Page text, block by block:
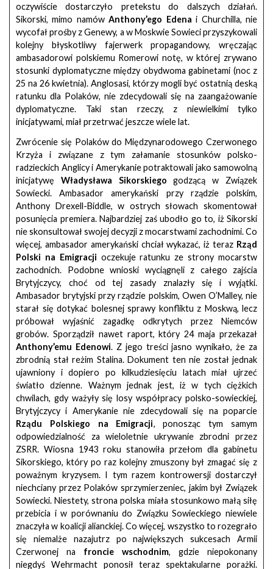
oczywiście dostarczyło pretekstu do dalszych działań.
Sikorski, mimo namówAnthony’ego Edena i Churchilla, nie
wycofał prośby z Genewy, a w Moskwie Sowieci przyszykowali
kolejny błyskotliwy fajerwerk propagandowy, wręczając
ambasadorowi polskiemu Romerowi notę, w której zrywano
stosunki dyplomatyczne między obydwoma gabinetami (noc z
25 na 26 kwietnia). Anglosasi, którzy mogli być ostatnią deską
ratunku dla Polaków, nie zdecydowali się na zaangażowanie
dyplomatyczne. Taki stan rzeczy, z niewielkimi tylko
inicjatywami, miał przetrwać jeszcze wiele lat.
Zwrócenie się Polaków do Międzynarodowego Czerwonego
Krzyża i związane z tym załamanie stosunków polsko-
radzieckich Anglicy i Amerykanie potraktowali jako samowolną
inicjatywę Władysława Sikorskiego godzącą w Związek
Sowiecki. Ambasador amerykański przy rządzie polskim,
Anthony Drexell-Biddle, w ostrych słowach skomentował
posunięcia premiera. Najbardziej zaś ubodło go to, iż Sikorski
nie skonsultował swojej decyzji z mocarstwami zachodnimi. Co
więcej, ambasador amerykański chciał wykazać, iż teraz Rząd
Polski na Emigracji oczekuje ratunku ze strony mocarstw
zachodnich. Podobne wnioski wyciągnęli z całego zajścia
Brytyjczycy, choć od tej zasady znalazły się i wyjątki.
Ambasador brytyjski przy rządzie polskim, Owen O’Malley, nie
starał się dotykać bolesnej sprawy konfliktu z Moskwą, lecz
próbował wyjaśnić zagadkę odkrytych przez Niemców
grobów. Sporządził nawet raport, który 24 maja przekazał
Anthony’emu Edenowi. Z jego treści jasno wynikało, że za
zbrodnią stał reżim Stalina. Dokument ten nie został jednak
ujawniony i dopiero po kilkudziesięciu latach miał ujrzeć
światło dzienne. Ważnym jednak jest, iż w tych ciężkich
chwilach, gdy ważyły się losy współpracy polsko-sowieckiej,
Brytyjczycy i Amerykanie nie zdecydowali się na poparcie
Rządu Polskiego na Emigracji, ponosząc tym samym
odpowiedzialność za wieloletnie ukrywanie zbrodni przez
ZSRR. Wiosna 1943 roku stanowiła przełom dla gabinetu
Sikorskiego, który po raz kolejny zmuszony był zmagać się z
poważnym kryzysem. I tym razem kontrowersji dostarczył
niechciany przez Polaków sprzymierzeniec, jakim był Związek
Sowiecki. Niestety, strona polska miała stosunkowo małą siłę
przebicia i w porównaniu do Związku Sowieckiego niewiele
znaczyła w koalicji alianckiej. Co więcej, wszystko to rozegrało
się niemalże nazajutrz po największych sukcesach Armii
Czerwonej na froncie wschodnim, gdzie niepokonany
niegdyś Wehrmacht ponosił teraz spektakularne porażki.